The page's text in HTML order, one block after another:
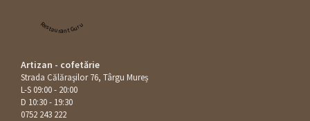
Restaurant Guru
Artizan - cofetărie
Strada Călăraşilor 76, Târgu Mureș
L-S 09:00 - 20:00
D 10:30 - 19:30
0752 243 222